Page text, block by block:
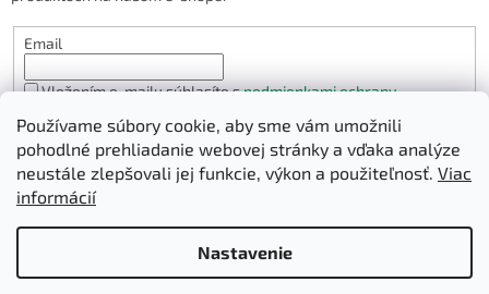
Používame súbory cookie, aby sme vám umožnili
pohodlné prehliadanie webovej stránky a vďaka analýze
neustále zlepšovali jej funkcie, výkon a použiteľnosť. Viac
informácií
Nastavenie
Email
Vložením e-mailu súhlasíte spodmienkami ochrany
PRIHLÁSIŤ SA